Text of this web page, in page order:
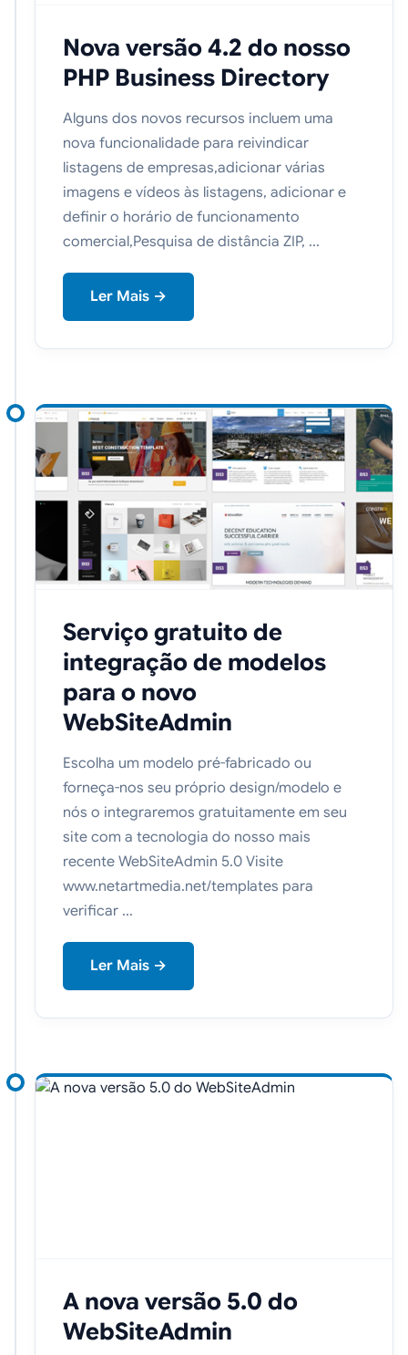
Nova versão 4.2 do nosso
PHP Business Directory
Alguns dos novos recursos incluem uma
nova funcionalidade para reivindicar
listagens de empresas,adicionar várias
imagens e vídeos às listagens, adicionar e
definir o horário de funcionamento
comercial,Pesquisa de distância ZIP, ...
Ler Mais →
Serviço gratuito de
integração de modelos
para o novo
WebSiteAdmin
Escolha um modelo pré-fabricado ou
forneça-nos seu próprio design/modelo e
nós o integraremos gratuitamente em seu
site com a tecnologia do nosso mais
recente WebSiteAdmin 5.0 Visite
www.netartmedia.net/templates para
verificar ...
Ler Mais →
A nova versão 5.0 do
WebSiteAdmin